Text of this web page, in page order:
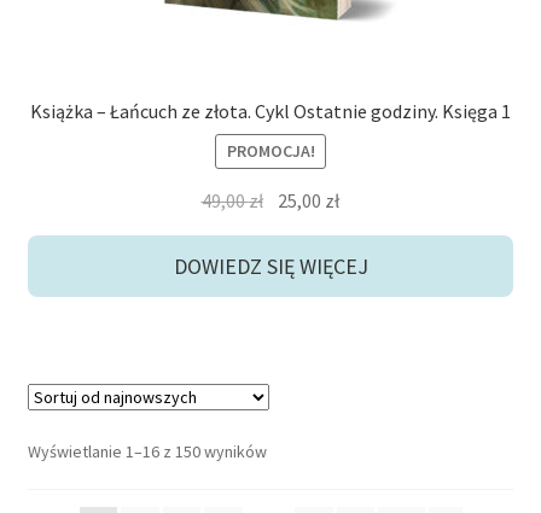
Książka – Łańcuch ze złota. Cykl Ostatnie godziny. Księga 1
PROMOCJA!
49,00zł Pierwotna
cena
wynosiła:
25,00 złAktualna
cena
wynosi:
DOWIEDZ SIĘ WIĘCEJ
Wyświetlanie 1–16 z 150 wynikówPosortowane